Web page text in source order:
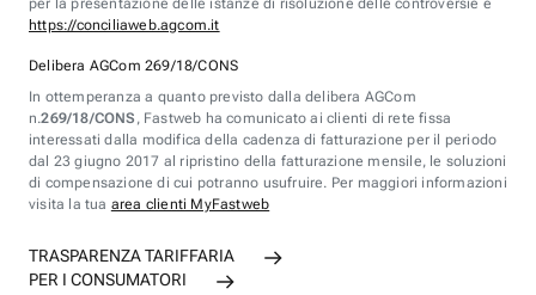
per la presentazione delle istanze di risoluzione delle controversie è
https://conciliaweb.agcom.it
Delibera AGCom 269/18/CONS
In ottemperanza a quanto previsto dalla delibera AGCom
n.269/18/CONS , Fastweb ha comunicato ai clienti di rete fissa
interessati dalla modifica della cadenza di fatturazione per il periodo
dal 23 giugno 2017 al ripristino della fatturazione mensile, le soluzioni
di compensazione di cui potranno usufruire. Per maggiori informazioni
visita la tua area clienti MyFastweb
TRASPARENZA TARIFFARIA
PER I CONSUMATORI